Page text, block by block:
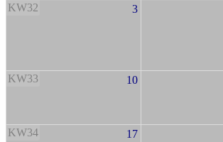
KW32 3
KW33 10
KW34 17